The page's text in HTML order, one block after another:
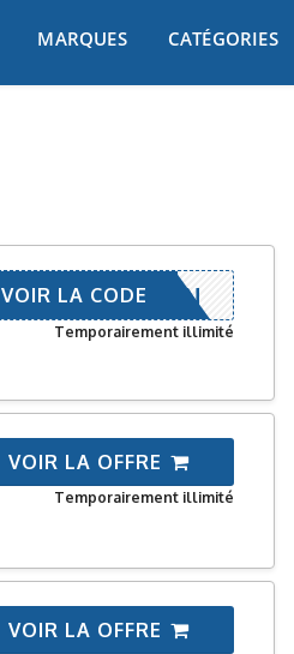
MARQUES CATÉGORIES
CRIPTION
VOIR LA CODE
Temporairement illimité
VOIR LA OFFRE
Temporairement illimité
VOIR LA OFFRE